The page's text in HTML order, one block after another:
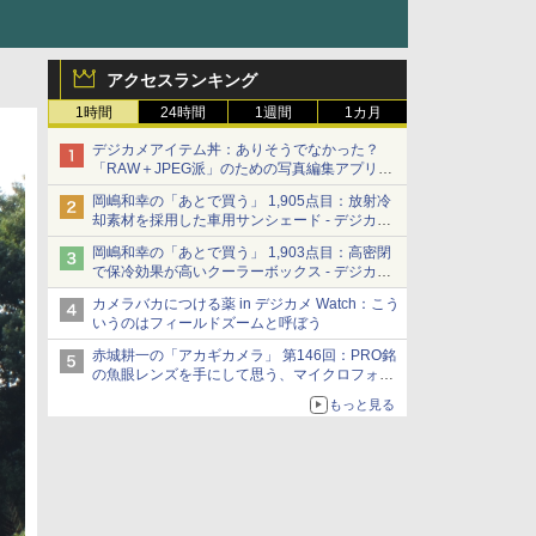
アクセスランキング
1時間 24時間 1週間 1カ月
デジカメアイテム丼：ありそうでなかった？
「RAW＋JPEG派」のための写真編集アプリ
カメラデフォルトのJPEGを大切にする
「Filmator」
岡嶋和幸の「あとで買う」 1,905点目：放射冷
却素材を採用した車用サンシェード - デジカメ
Watch
岡嶋和幸の「あとで買う」 1,903点目：高密閉
で保冷効果が高いクーラーボックス - デジカメ
Watch
カメラバカにつける薬 in デジカメ Watch：こう
いうのはフィールドズームと呼ぼう
赤城耕一の「アカギカメラ」 第146回：PRO銘
の魚眼レンズを手にして思う、マイクロフォー
もっと見る